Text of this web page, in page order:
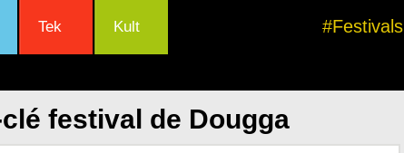
Tek Kult #Festivals
festival de Dougga